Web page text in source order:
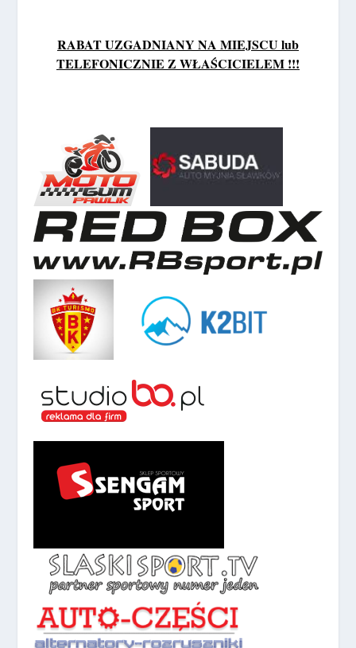
RABAT UZGADNIANY NA MIEJSCU lub
TELEFONICZNIE Z WŁAŚCICIELEM !!!